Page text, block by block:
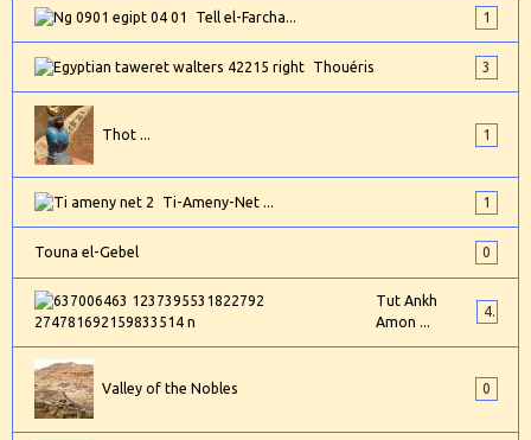
Tell el-Farcha... 1
Thouéris 3
Thot ... 1
Ti-Ameny-Net ... 1
Touna el-Gebel 0
Tut Ankh
Amon ...
4
Valley of the Nobles 0